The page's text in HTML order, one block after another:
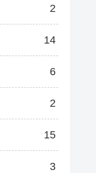
2
14
6
2
15
3